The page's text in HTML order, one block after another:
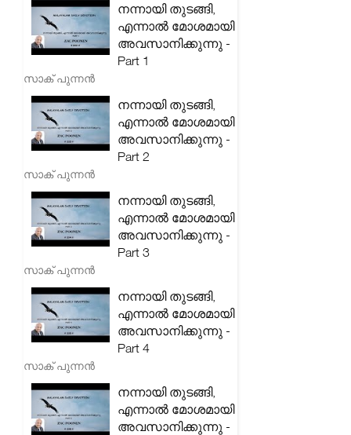
നന്നായി തുടങ്ങി,
എന്നാൽ മോശമായി
അവസാനിക്കുന്നു -
Part 1
സാക് പുന്നൻ
നന്നായി തുടങ്ങി,
എന്നാൽ മോശമായി
അവസാനിക്കുന്നു -
Part 2
സാക് പുന്നൻ
നന്നായി തുടങ്ങി,
എന്നാൽ മോശമായി
അവസാനിക്കുന്നു -
Part 3
സാക് പുന്നൻ
നന്നായി തുടങ്ങി,
എന്നാൽ മോശമായി
അവസാനിക്കുന്നു -
Part 4
സാക് പുന്നൻ
നന്നായി തുടങ്ങി,
എന്നാൽ മോശമായി
അവസാനിക്കുന്നു -